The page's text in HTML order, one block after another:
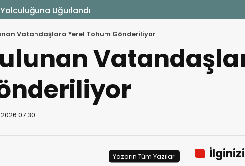
Uğurlandı
Vatandaşlara Yerel Tohum Gönderiliyor
07:30
Yazarın Tüm Yazıları